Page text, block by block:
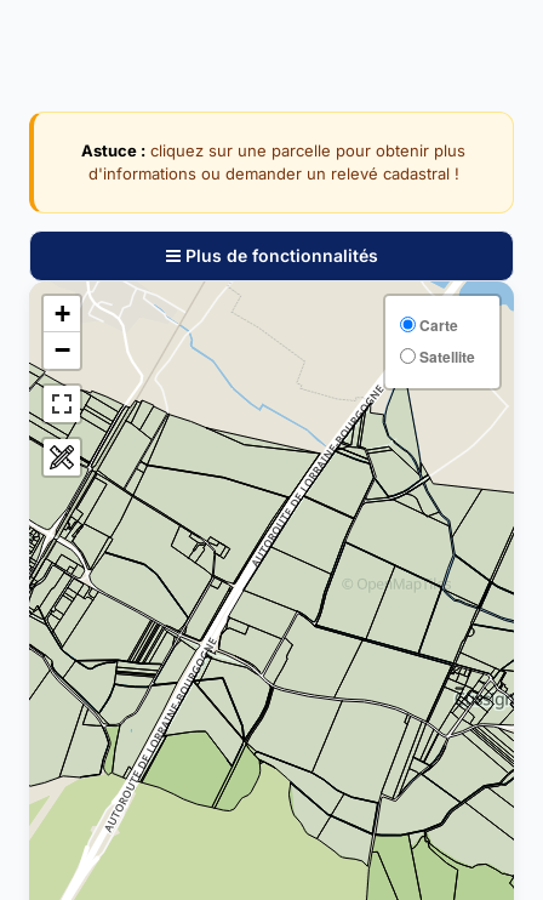
Astuce : cliquez sur une parcelle pour obtenir plus
d'informations ou demander un relevé cadastral !
Plus de fonctionnalités
+
−
Carte
Satellite